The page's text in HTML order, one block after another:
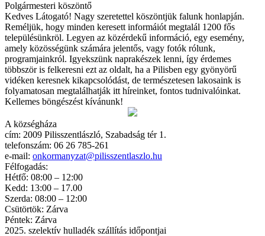
Polgármesteri köszöntő
Kedves Látogató! Nagy szeretettel köszöntjük falunk honlapján.
Reméljük, hogy minden keresett informáiót megtalál 1200 fős
településünkröl. Legyen az közérdekű információ, egy esemény,
amely közösségünk számára jelentős, vagy fotók rólunk,
programjainkról. Igyekszünk naprakészek lenni, így érdemes
többször is felkeresni ezt az oldalt, ha a Pilisben egy gyönyörű
vidéken keresnek kikapcsolódást, de természetesen lakosaink is
folyamatosan megtalálhatják itt híreinket, fontos tudnivalóinkat.
Kellemes böngészést kívánunk!
A községháza
cím: 2009 Pilisszentlászló, Szabadság tér 1.
telefonszám: 06 26 785-261
e-mail: onkormanyzat@pilisszentlaszlo.hu
Félfogadás:
Hétfő: 08:00 – 12:00
Kedd: 13:00 – 17.00
Szerda: 08:00 – 12:00
Csütörtök: Zárva
Péntek: Zárva
2025. szelektív hulladék szállítás időpontjai